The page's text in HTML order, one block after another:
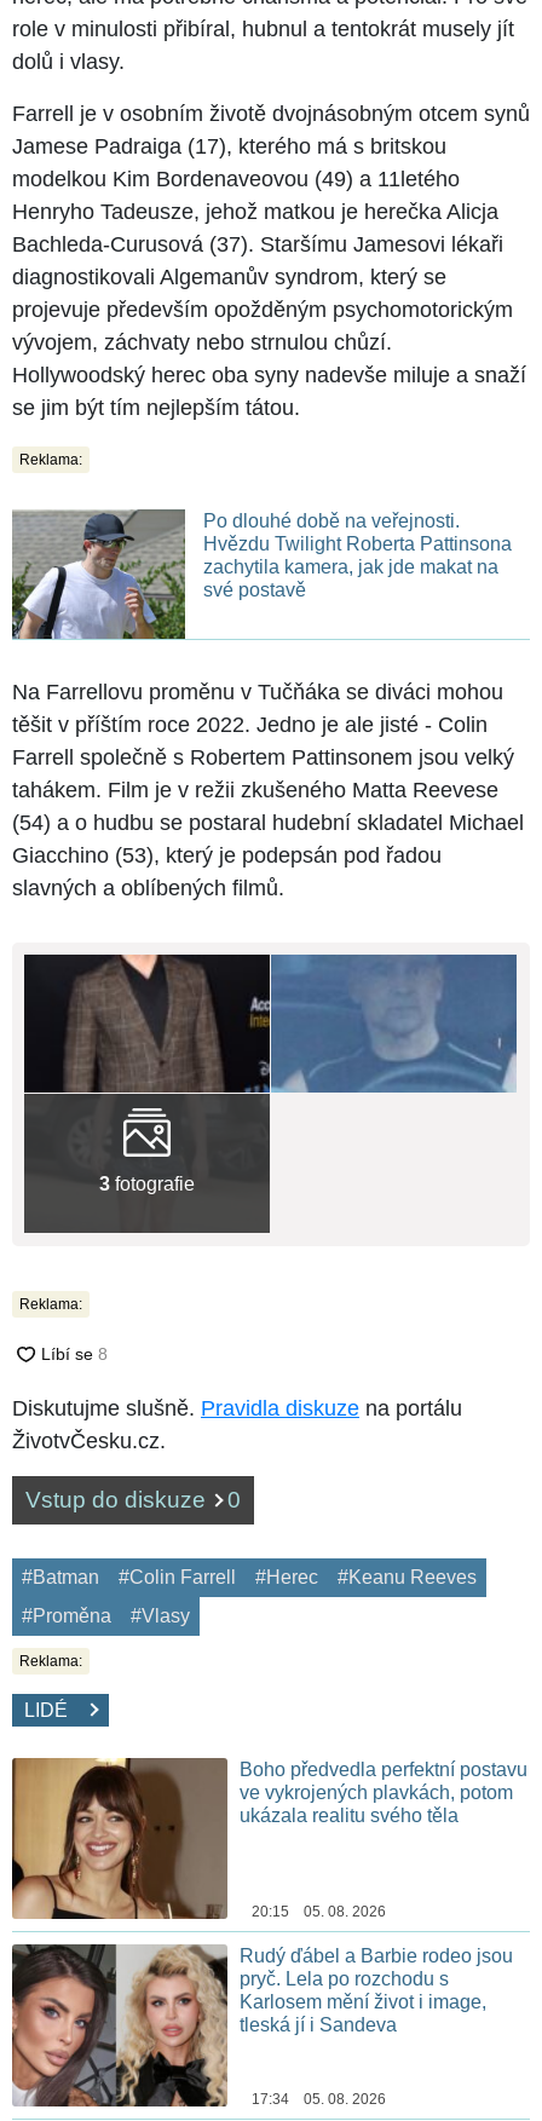
role v minulosti přibíral, hubnul a tentokrát musely jít
dolů i vlasy.
Farrell je v osobním životě dvojnásobným otcem synů
Jamese Padraiga (17), kterého má s britskou
modelkou Kim Bordenaveovou (49) a 11letého
Henryho Tadeusze, jehož matkou je herečka Alicja
Bachleda-Curusová (37). Staršímu Jamesovi lékaři
diagnostikovali Algemanův syndrom, který se
projevuje především opožděným psychomotorickým
vývojem, záchvaty nebo strnulou chůzí.
Hollywoodský herec oba syny nadevše miluje a snaží
se jim být tím nejlepším tátou.
Reklama:
Po dlouhé době na veřejnosti.
Hvězdu Twilight Roberta Pattinsona
zachytila kamera, jak jde makat na
své postavě
Na Farrellovu proměnu v Tučňáka se diváci mohou
těšit v příštím roce 2022. Jedno je ale jisté - Colin
Farrell společně s Robertem Pattinsonem jsou velký
tahákem. Film je v režii zkušeného Matta Reevese
(54) a o hudbu se postaral hudební skladatel Michael
Giacchino (53), který je podepsán pod řadou
slavných a oblíbených filmů.
3 fotografie
Reklama:
Diskutujme slušně. Pravidla diskuze na portálu
ŽivotvČesku.cz.
Vstup do diskuze 0
#Batman #Colin Farrell #Herec
#Keanu Reeves
#Proměna
#Vlasy
Reklama:
LIDÉ
Boho předvedla perfektní postavu
ve vykrojených plavkách, potom
ukázala realitu svého těla
20:15 05. 08. 2026
Rudý ďábel a Barbie rodeo jsou
pryč. Lela po rozchodu s
Karlosem mění život i image,
tleská jí i Sandeva
17:34 05. 08. 2026